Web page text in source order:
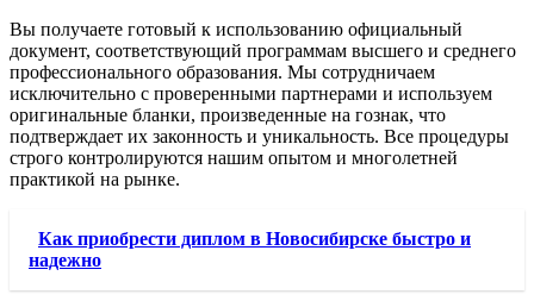
Вы получаете готовый к использованию официальный
документ, соответствующий программам высшего и среднего
профессионального образования. Мы сотрудничаем
исключительно с проверенными партнерами и используем
оригинальные бланки, произведенные на гознак, что
подтверждает их законность и уникальность. Все процедуры
строго контролируются нашим опытом и многолетней
практикой на рынке.
Как приобрести диплом в Новосибирске быстро и
надежно